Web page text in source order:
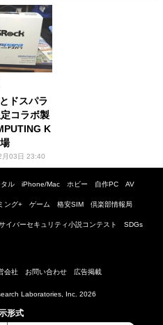
ドスパラ
コラボ製
K
月03日 23:40
ル iPhone/Mac ホビー 自作PC AV
ング+ ゲーム 格安SIM 倶楽部情報局
イバーセキュリティ小説コンテスト SDGs
会社 お問い合わせ 広告掲載
Laboratories, Inc. 2026
形式